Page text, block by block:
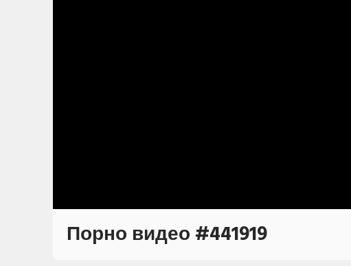
Порно видео #441919